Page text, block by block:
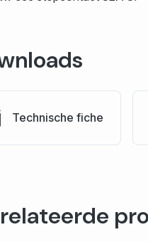
Technische fiche